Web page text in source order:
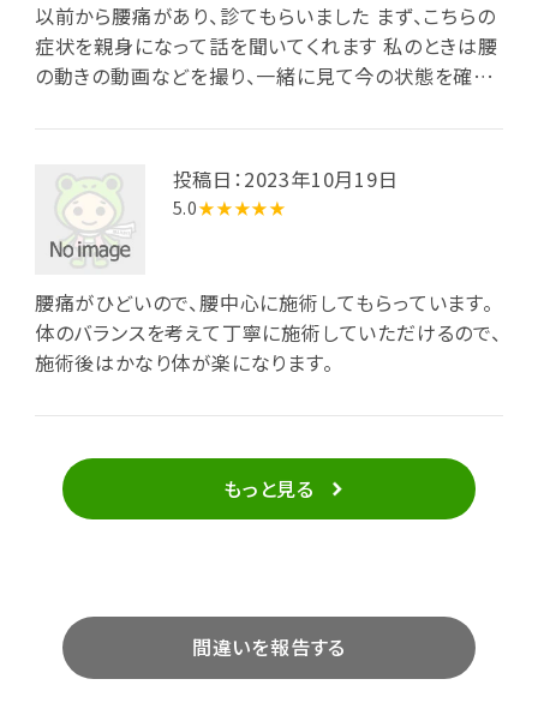
以前から腰痛があり、診てもらいました まず、こちらの
症状を親身になって話を聞いてくれます 私のときは腰
の動きの動画などを撮り、一緒に見て今の状態を確認
から、こういう方法をとってみましょう”と丁寧に説明し
てくれ、安心して施術を受けることができました 最後
には、今後、生活の中で取り入れると良い簡単な動きを
理由も含めてわかりやすく教えてくれ、とても内容の濃
い60分でした またお世話になります
投稿日：2023年10月19日
5.0★★★★★
腰痛がひどいので、腰中心に施術してもらっています。
体のバランスを考えて丁寧に施術していただけるので、
施術後はかなり体が楽になります。
もっと見る
間違いを報告する